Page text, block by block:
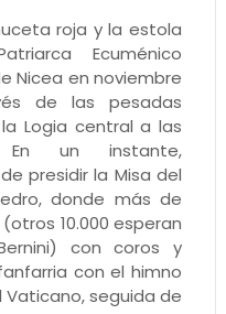
roja y la estola
Ecuménico
Nicea en noviembre
de las pesadas
Logia central a las
En un instante,
presidir la Misa del
donde más de
10.000 esperan
con coros y
con el himno
seguida de